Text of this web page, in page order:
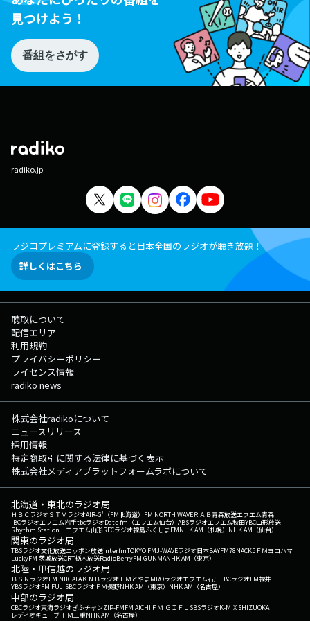
見つけよう！
番組をさがす
radiko.jp
ラジコプレミアムに登録すると日本全国のラジオが聴き放題！
詳しくはこちら
聴取について
配信エリア
利用規約
プライバシーポリシー
ライセンス情報
radiko news
株式会社radikoについて
ニュースリリース
採用情報
特定商取引に関する法律に基づく表示
株式会社メディアプラットフォームラボについて
北海道・東北のラジオ局
ＨＢＣラジオＳＴＶラジオAIR-G'（FM北海道） FM NORTH WAVEＲＡＢ青森放送エフエム青森
IBCラジオエフエム岩手tbcラジオDate fm（エフエム仙台） ABSラジオエフエム秋田YBC山形放送
Rhythm Station エフエム山形RFCラジオ福島ふくしまFMNHK AM（札幌） NHK AM（仙台）
関東のラジオ局
TBSラジオ文化放送ニッポン放送interfmTOKYO FMJ-WAVEラジオ日本BAYFM78NACK5 ＦＭヨコハマ
LuckyFM 茨城放送CRT栃木放送RadioBerryFM GUNMANHK AM（東京）
北陸・甲信越のラジオ局
ＢＳＮラジオFM NIIGATAＫＮＢラジオ ＦＭとやまMROラジオエフエム石川FBCラジオFM福井
YBSラジオFM FUJISBCラジオ ＦＭ長野NHK AM（東京） NHK AM（名古屋）
中部のラジオ局
CBCラジオ東海ラジオぎふチャンZIP-FMFM AICHI ＦＭ ＧＩＦＵ SBSラジオK-MIX SHIZUOKA
レディオキューブ ＦＭ三重NHK AM（名古屋）